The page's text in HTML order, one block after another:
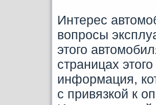
Интерес
вопросы
этого
страницах
информация,
с привязкой к